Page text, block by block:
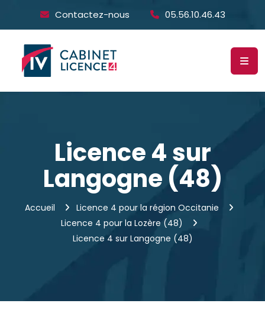
Contactez-nous 05.56.10.46.43
Licence 4 sur
Langogne (48)
Accueil
Licence 4 pour la région Occitanie
Licence 4 pour la Lozère (48)
Licence 4 sur Langogne (48)